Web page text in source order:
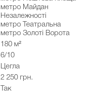
метро Майдан
Незалежності
метро Театральна
метро Золоті Ворота
180 м²
6/10
Цегла
2 250 грн.
Так